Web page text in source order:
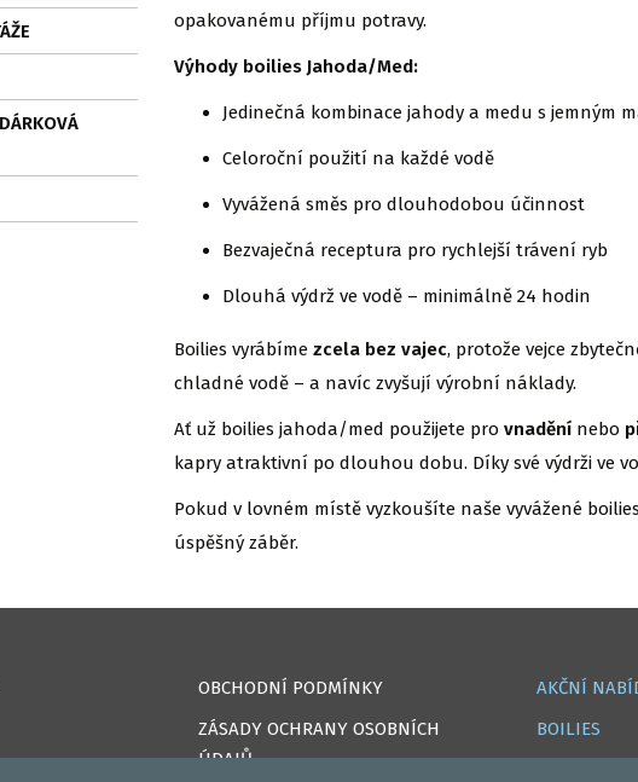
opakovanému příjmu potravy.
Výhody boilies Jahoda/Med:
Jedinečná kombinace jahody a medu s jemným
Celoroční použití na každé vodě
Vyvážená směs pro dlouhodobou účinnost
Bezvaječná receptura pro rychlejší trávení ryb
Dlouhá výdrž ve vodě – minimálně 24 hodin
Boilies vyrábíme zcela bez vajec, protože vejce
chladné vodě – a navíc zvyšují výrobní náklady.
Ať už boilies jahoda/med použijete pro vnadění nebo
kapry atraktivní po dlouhou dobu. Díky své výdrži ve
Pokud v lovném místě vyzkoušíte naše vyvážené
úspěšný záběr.
OBCHODNÍ PODMÍNKY
ZÁSADY OCHRANY OSOBNÍCH
ÚDAJŮ
AKČNÍ
BOILIES